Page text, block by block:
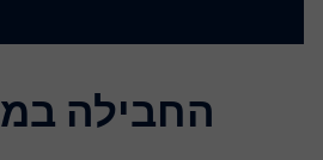
החבילה